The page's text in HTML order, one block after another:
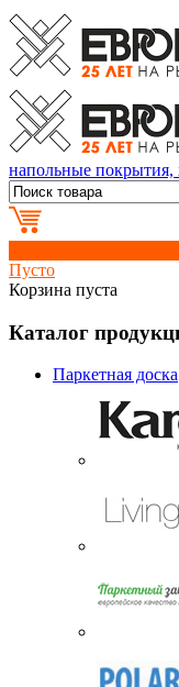
напольные
Пусто
Корзина пуста
Каталог
Паркетная доска